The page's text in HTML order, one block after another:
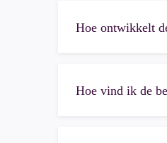
Hoe ontwikkelt
Hoe vind ik de